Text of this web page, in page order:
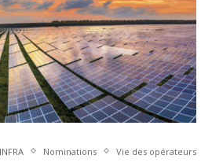
INFRA Nominations Vie des opérateurs